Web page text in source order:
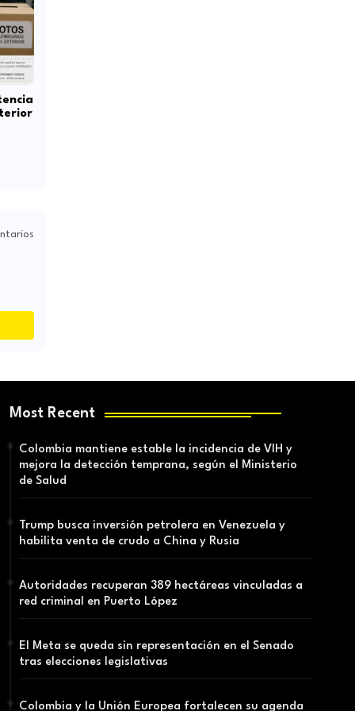
Most Recent
Colombia mantiene estable la incidencia de VIH y
mejora la detección temprana, según el Ministerio
de Salud
Trump busca inversión petrolera en Venezuela y
habilita venta de crudo a China y Rusia
Autoridades recuperan 389 hectáreas vinculadas a
red criminal en Puerto López
El Meta se queda sin representación en el Senado
tras elecciones legislativas
Colombia y la Unión Europea fortalecen su agenda